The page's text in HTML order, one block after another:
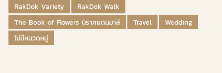
RakDok Variety
RakDok Walk
The Book of Flowers นิราศแดนมาลี
Travel
Wedding
ไม่มีหมวดหมู่